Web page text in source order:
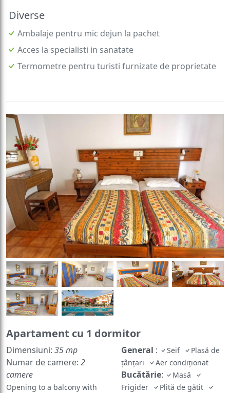
Diverse
Ambalaje pentru mic dejun la pachet
Acces la specialisti in sanatate
Termometre pentru turisti furnizate de proprietate
Apartament cu 1 dormitor
Dimensiuni: 35 mp
Numar de camere: 2
camere
Opening to a balcony with
General : Seif
Plasă de
ţânţari
Aer condiţionat
Bucătărie:
Masă
Frigider
Plită de gătit